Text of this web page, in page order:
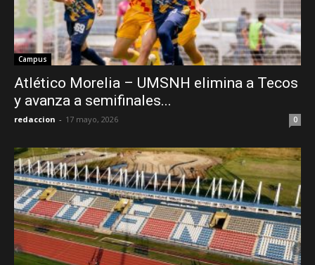
Campus
Atlético Morelia – UMSNH elimina a Tecos
y avanza a semifinales...
redaccion - 17 mayo, 2026 0